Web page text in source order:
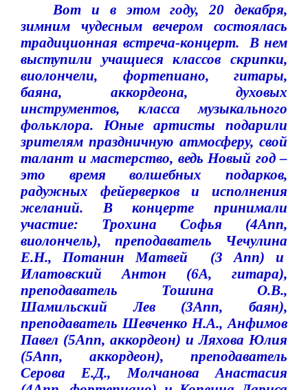
Вот и в этом году, 20 декабря,
зимним чудесным вечером состоялась
традиционная встреча-концерт.
В нем
выступили учащиеся классов скрипки,
виолончели, фортепиано, гитары,
баяна, аккордеона, духовых
инструментов, класса музыкального
фольклора. Юные артисты подарили
зрителям праздничную атмосферу, свой
талант и мастерство, ведь Новый год –
это время волшебных подарков,
радужных фейерверков и исполнения
желаний. В концерте принимали
участие: Трохина Софья (4Апп,
виолончель), преподаватель Чечулина
Е.Н., Потанин Матвей
(3 Апп) и
Илатовский Антон (6А, гитара),
преподаватель Тошина О.В.,
Шамильский Лев (3Апп, баян),
преподаватель Шевченко Н.А., Анфимов
Павел (5Апп, аккордеон) и Ляхова Юлия
(5Апп, аккордеон), преподаватель
Серова Е.Д., Молчанова Анастасия